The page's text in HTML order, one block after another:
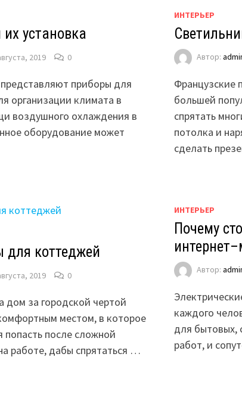
установка
2019 0
приборы для
организации климата в
воздушного охлаждения в
оборудование может
ИНТЕРЬЕР
Автор:
Французские
большей
спрятать
потолка и
сделать
коттеджей
2019 0
дом за городской чертой
местом, в которое
попасть после сложной
работе, дабы спрятаться …
ИНТЕРЬЕР
Почему
Автор:
каждого
для бытовых,
работ, и